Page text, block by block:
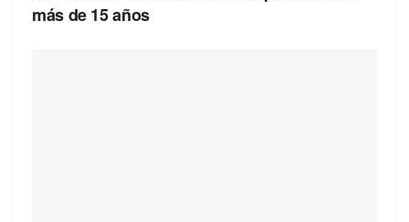
más de 15 años